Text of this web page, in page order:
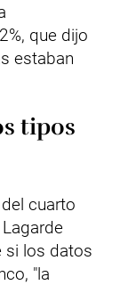
que dijo
estaban
tipos
cuarto
si los datos
"la